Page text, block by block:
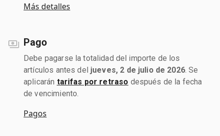
Más detalles
Pago
Debe pagarse la totalidad del importe de los
artículos antes del jueves, 2 de julio de 2026. Se
aplicarán tarifas por retraso después de la fecha
de vencimiento.
Pagos